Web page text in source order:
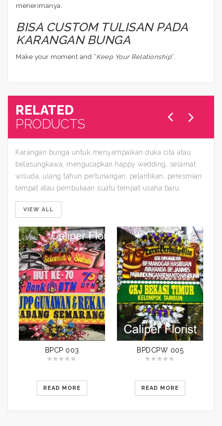
menerimanya.
BISA CUSTOM TULISAN PADA
KARANGAN BUNGA
Make your moment and “Keep Your Relationship“.
RELATED
PRODUCTS
Karangan bunga untuk menyampaikan duka cita atau
belasungkawa, mengucapkan happy wedding, selamat
wisuda, ulang tahun pertunangan, pelantikan, peresmian
tempat atau pembukaan suatu tempat usaha baru.
VIEW ALL
BPCP 003
READ MORE
BPDCPW 005
READ MORE